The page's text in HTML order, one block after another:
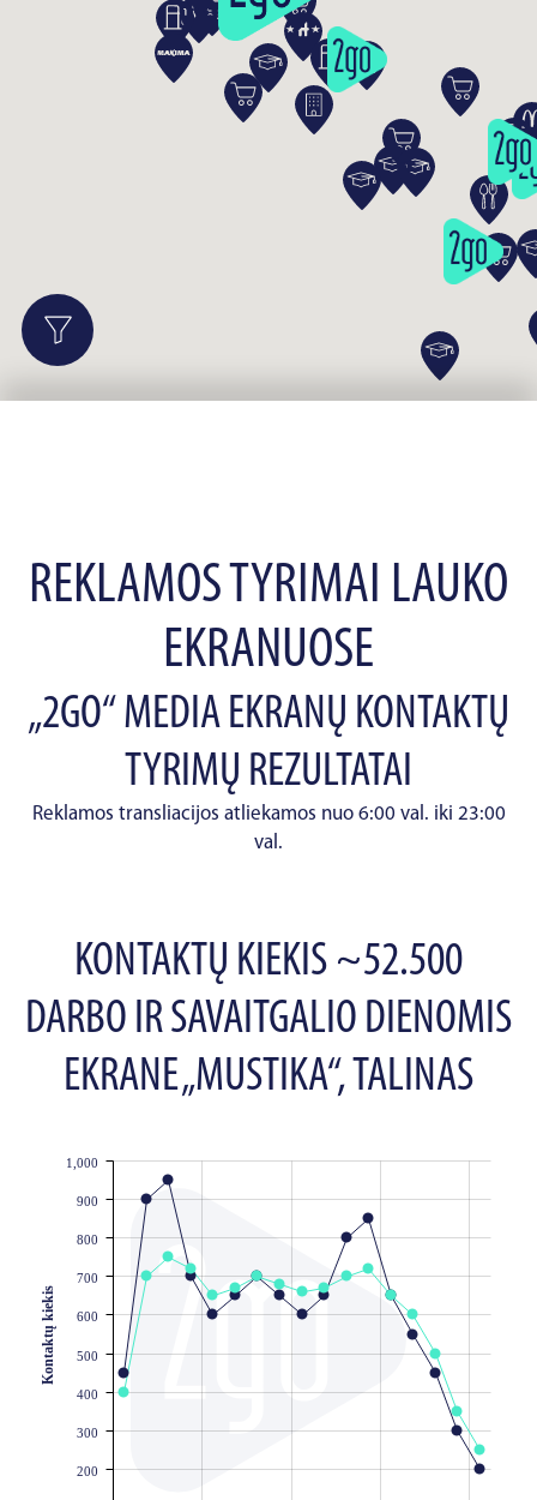
REKLAMOS TYRIMAI LAUKO
EKRANUOSE
„2GO“ MEDIA EKRANŲ KONTAKTŲ
TYRIMŲ REZULTATAI
Reklamos transliacijos atliekamos nuo 6:00 val. iki 23:00
val.
KONTAKTŲ KIEKIS ~52.500
DARBO IR SAVAITGALIO DIENOMIS
EKRANE „MUSTIKA“, TALINAS
200
300
400
500
600
700
800
900
1,000
Kontaktų kiekis
JS chart by amCharts